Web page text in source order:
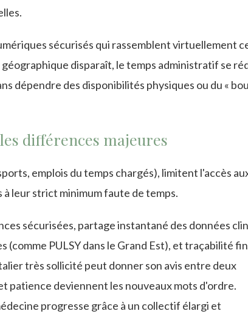
sécurisés qui rassemblent virtuellement
disparaît, le temps administratif se
dépendre des disponibilités physiques ou du «
différences majeures
emplois du temps chargés), limitent l'accès
leur strict minimum faute de temps.
sécurisées, partage instantané des données
PULSY dans le Grand Est), et traçabilité
très sollicité peut donner son avis entre deux
patience deviennent les nouveaux mots d'ordre.
progresse grâce à un collectif élargi et